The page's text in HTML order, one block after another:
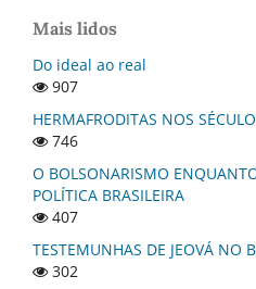
Mais lidos
Do ideal ao real
907
HERMAFRODITAS NOS
746
O BOLSONARISMO
POLÍTICA BRASILEIRA
407
TESTEMUNHAS DE JEOVÁ NO
302